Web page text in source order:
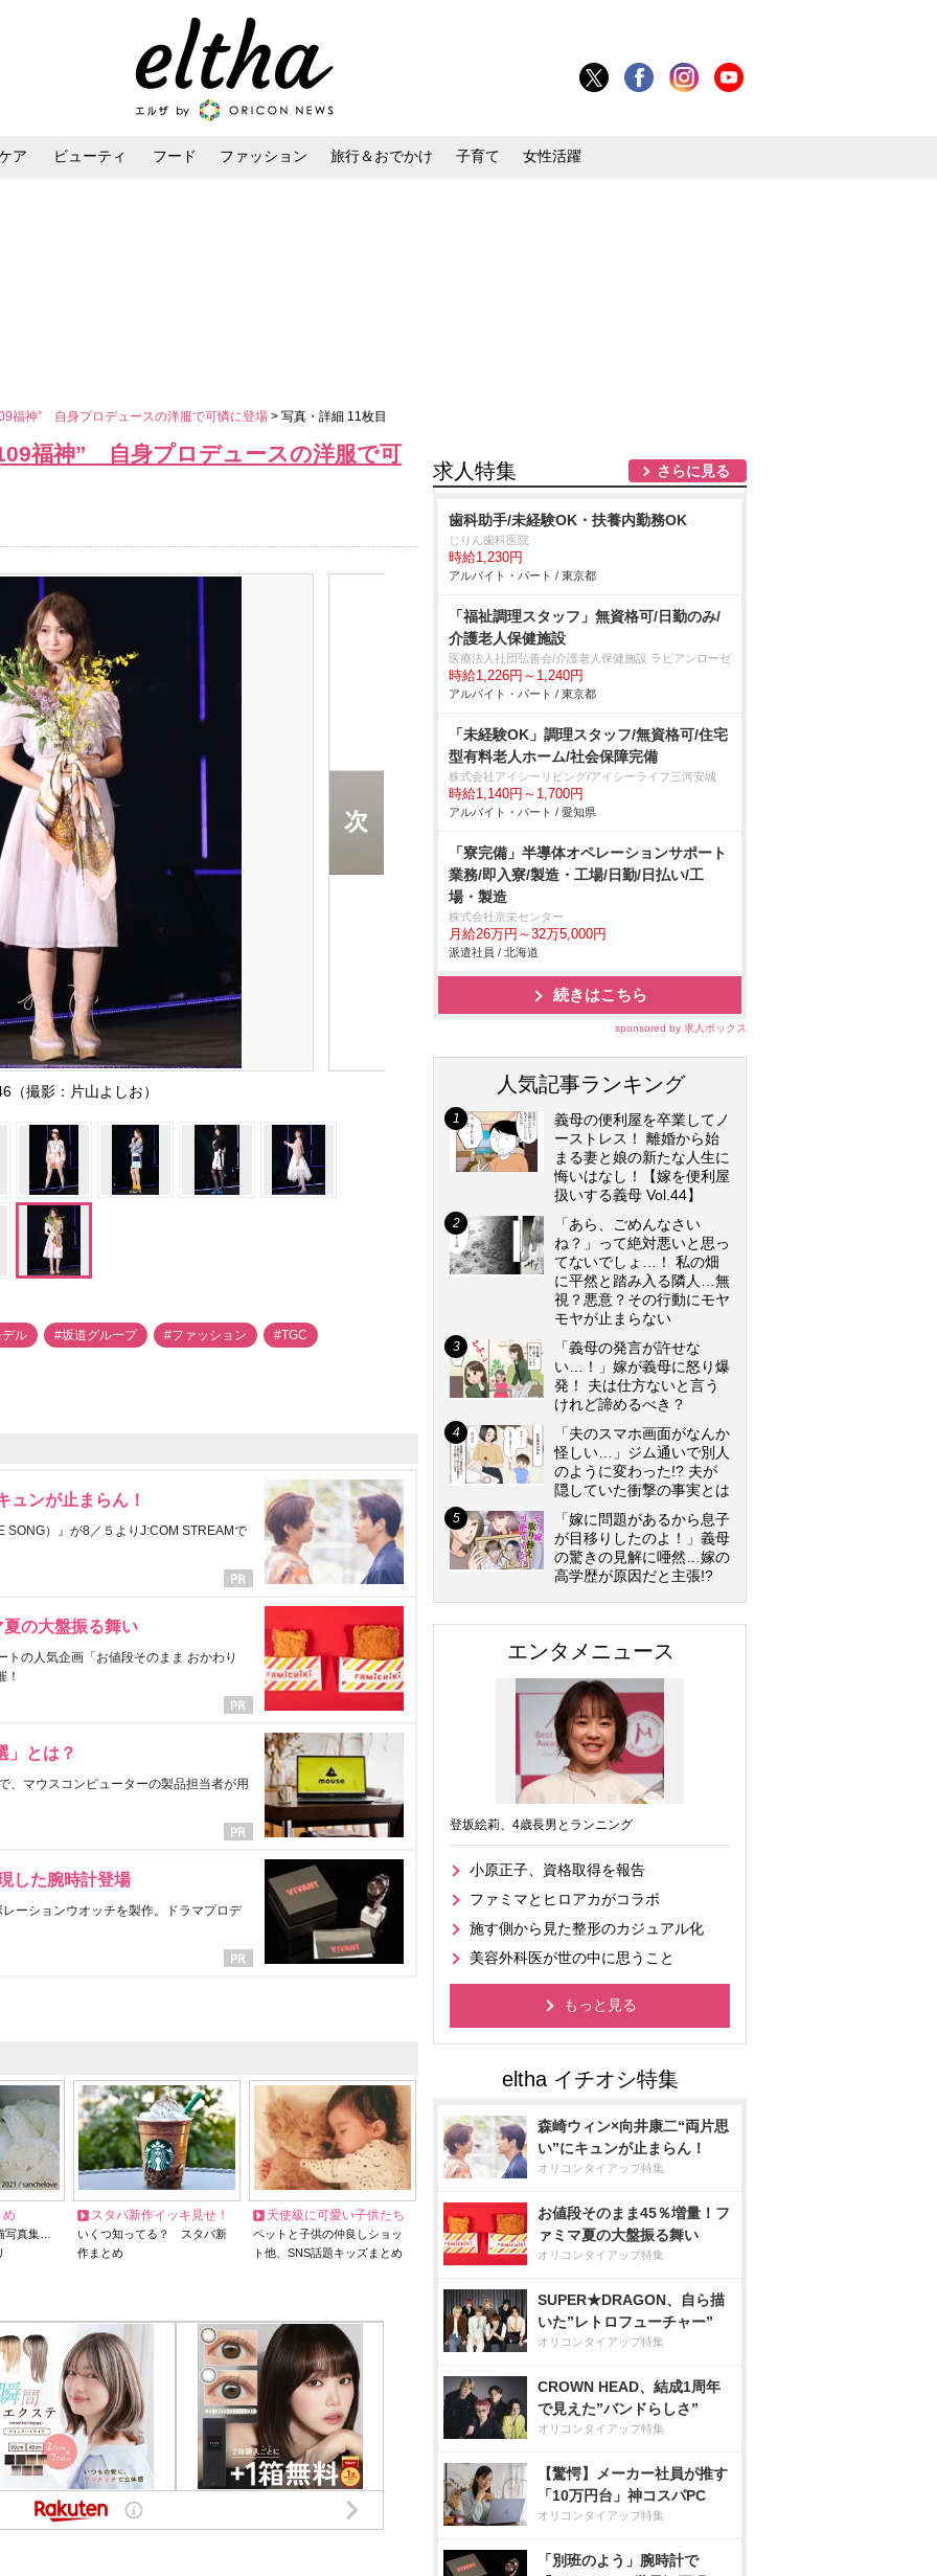
ア ビューティ フード ファッション 旅行＆おでかけ 子育て 女性活躍
福神” 自身プロデュースの洋服で可憐に登場 > 写真・詳細 11枚目
福神” 自身プロデュースの洋服で可
（撮影：片山よしお）
ル #坂道グループ #ファッション #TGC
ュンが止まらん！
SONG）』が8／５よりJ:COM STREAMで
の大盤振る舞い
の人気企画「お値段そのまま おかわり
！
」とは？
、マウスコンピューターの製品担当者が用
した腕時計登場
ーションウオッチを製作。ドラマプロデ
め
写真集…
スタバ新作イッキ見せ！
いくつ知ってる？ スタバ新
作まとめ
天使級に可愛い子供たち
ペットと子供の仲良しショッ
ト他、SNS話題キッズまとめ
求人特集 さらに見る
歯科助手/未経験OK・扶養内勤務OK
じりん歯科医院
時給1,230円
アルバイト・パート / 東京都
「福祉調理スタッフ」無資格可/日勤のみ/
介護老人保健施設
医療法人社団弘善会/介護老人保健施設 ラビアンローゼ
時給1,226円～1,240円
アルバイト・パート / 東京都
「未経験OK」調理スタッフ/無資格可/住宅
型有料老人ホーム/社会保障完備
株式会社アイシーリビング/アイシーライフ三河安城
時給1,140円～1,700円
アルバイト・パート / 愛知県
「寮完備」半導体オペレーションサポート
業務/即入寮/製造・工場/日勤/日払い/工
場・製造
株式会社京栄センター
月給26万円～32万5,000円
派遣社員 / 北海道
続きはこちら
sponsored by 求人ボックス
人気記事ランキング
義母の便利屋を卒業してノ
ーストレス！ 離婚から始
まる妻と娘の新たな人生に
悔いはなし！【嫁を便利屋
扱いする義母 Vol.44】
「あら、ごめんなさい
ね？」って絶対悪いと思っ
てないでしょ…！ 私の畑
に平然と踏み入る隣人…無
視？悪意？その行動にモヤ
モヤが止まらない
「義母の発言が許せな
い…！」嫁が義母に怒り爆
発！ 夫は仕方ないと言う
けれど諦めるべき？
「夫のスマホ画面がなんか
怪しい…」ジム通いで別人
のように変わった!? 夫が
隠していた衝撃の事実とは
「嫁に問題があるから息子
が目移りしたのよ！」義母
の驚きの見解に唖然…嫁の
高学歴が原因だと主張!?
エンタメニュース
登坂絵莉、4歳長男とランニング
小原正子、資格取得を報告
ファミマとヒロアカがコラボ
施す側から見た整形のカジュアル化
美容外科医が世の中に思うこと
もっと見る
森崎ウィン×向井康二“両片思
い”にキュンが止まらん！
オリコンタイアップ特集
お値段そのまま45％増量！フ
ァミマ夏の大盤振る舞い
オリコンタイアップ特集
SUPER★DRAGON、自ら描
いた”レトロフューチャー”
オリコンタイアップ特集
CROWN HEAD、結成1周年
で見えた”バンドらしさ”
オリコンタイアップ特集
【驚愕】メーカー社員が推す
「10万円台」神コスパPC
オリコンタイアップ特集
「別班のよう」腕時計で